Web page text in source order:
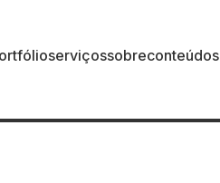
serviçossobreconteúdos